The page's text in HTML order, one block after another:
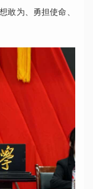
敢为、勇担使命、